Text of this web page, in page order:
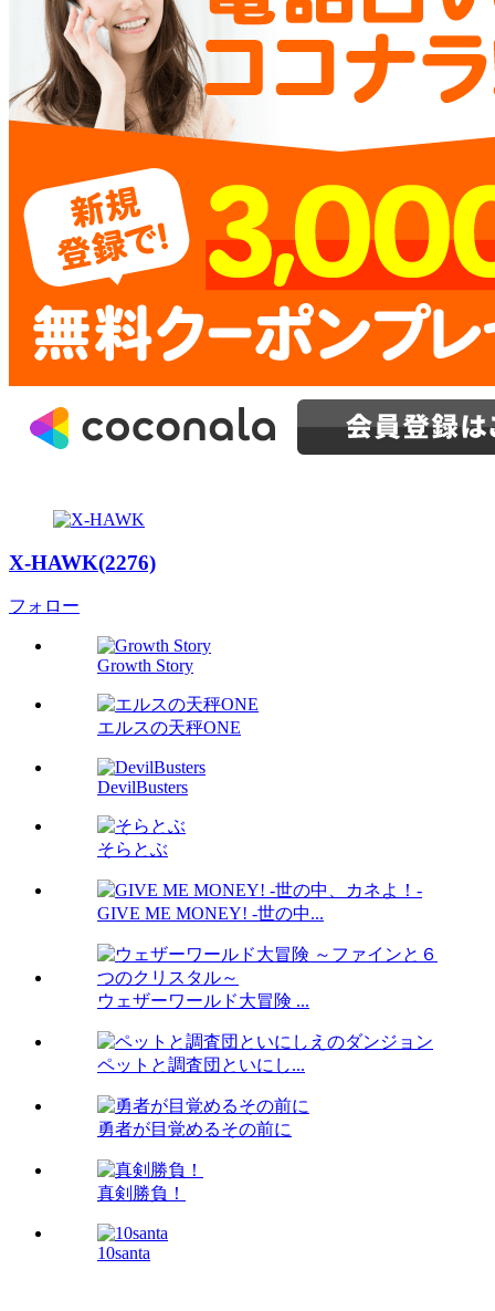
X-HAWK(2276)
フォロー
Growth Story
エルスの天秤ONE
DevilBusters
そらとぶ
GIVE ME MONEY! -世の中...
ウェザーワールド大冒険 ...
ペットと調査団といにし...
勇者が目覚めるその前に
真剣勝負！
10santa